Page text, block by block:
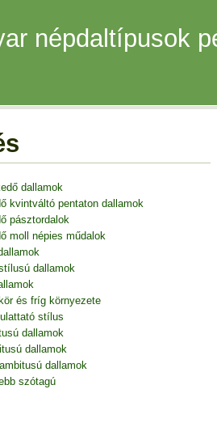
népdaltípusok
dallamok
kvintváltó pentaton dallamok
pásztordalok
moll népies műdalok
dallamok
és fríg környezete
stílus
dallamok
dallamok
dallamok
szótagú